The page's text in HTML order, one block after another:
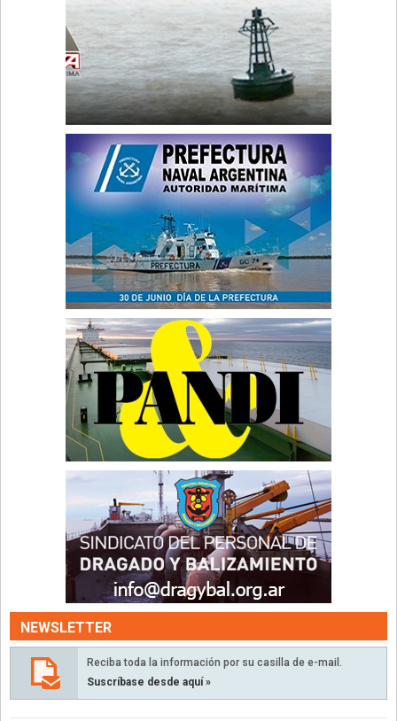
NEWSLETTER
Reciba toda la información por su casilla de e-mail.
Suscríbase desde aquí »